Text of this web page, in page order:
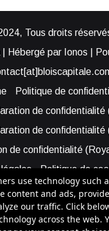
Tous droits
| Hébergé par Ionos |
Politique de
de confidentialité
de confidentialité
de confidentialité
Politique de
(AUS)
Cookie
nous ?
Participer à
d’une assistance
use technology such
content and ads,
our traffic. Click
across the web.